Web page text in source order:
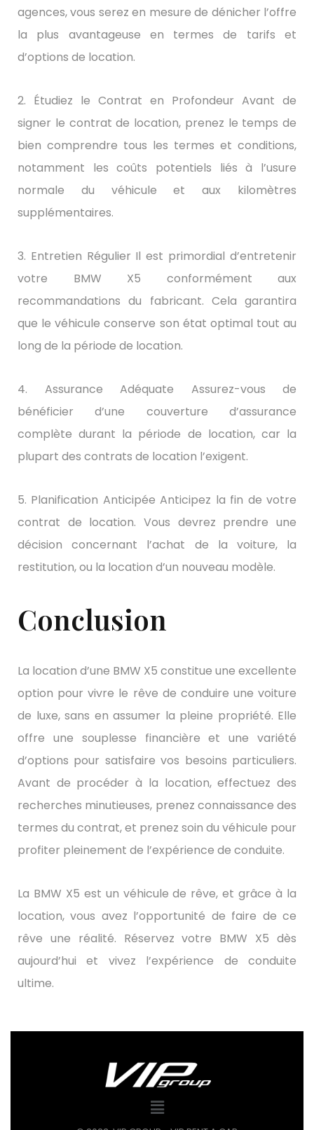
agences, vous serez en mesure de dénicher l’offre
la plus avantageuse en termes de tarifs et
d’options de location.
2. Étudiez le Contrat en Profondeur Avant de
signer le contrat de location, prenez le temps de
bien comprendre tous les termes et conditions,
notamment les coûts potentiels liés à l’usure
normale du véhicule et aux kilomètres
supplémentaires.
3. Entretien Régulier Il est primordial d’entretenir
votre BMW X5 conformément aux
recommandations du fabricant. Cela garantira
que le véhicule conserve son état optimal tout au
long de la période de location.
4. Assurance Adéquate Assurez-vous de
bénéficier d’une couverture d’assurance
complète durant la période de location, car la
plupart des contrats de location l’exigent.
5. Planification Anticipée Anticipez la fin de votre
contrat de location. Vous devrez prendre une
décision concernant l’achat de la voiture, la
restitution, ou la location d’un nouveau modèle.
Conclusion
La location d’une BMW X5 constitue une excellente
option pour vivre le rêve de conduire une voiture
de luxe, sans en assumer la pleine propriété. Elle
offre une souplesse financière et une variété
d’options pour satisfaire vos besoins particuliers.
Avant de procéder à la location, effectuez des
recherches minutieuses, prenez connaissance des
termes du contrat, et prenez soin du véhicule pour
profiter pleinement de l’expérience de conduite.
La BMW X5 est un véhicule de rêve, et grâce à la
location, vous avez l’opportunité de faire de ce
rêve une réalité. Réservez votre BMW X5 dès
aujourd’hui et vivez l’expérience de conduite
ultime.